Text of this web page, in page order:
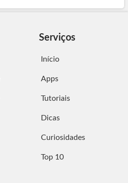
Serviços
Início
Apps
Tutoriais
Dicas
Curiosidades
Top 10